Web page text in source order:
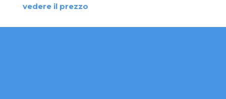
vedere il prezzo